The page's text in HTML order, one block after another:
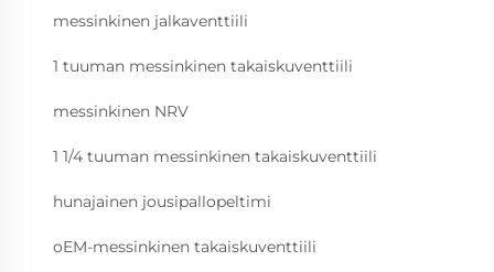
messinkinen jalkaventtiili
1 tuuman messinkinen takaiskuventtiili
messinkinen NRV
1 1/4 tuuman messinkinen takaiskuventtiili
hunajainen jousipallopeltimi
oEM-messinkinen takaiskuventtiili